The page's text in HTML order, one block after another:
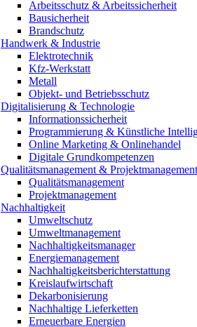
Arbeitsschutz & Arbeitssicherheit
Bausicherheit
Brandschutz
Handwerk & Industrie
Elektrotechnik
Kfz-Werkstatt
Metall
Objekt- und Betriebsschutz
Digitalisierung & Technologie
Informationssicherheit
Programmierung & Künstliche
Online Marketing & Onlinehandel
Digitale Grundkompetenzen
Qualitätsmanagement & Projektmanagement
Qualitätsmanagement
Projektmanagement
Nachhaltigkeit
Umweltschutz
Umweltmanagement
Nachhaltigkeitsmanager
Energiemanagement
Nachhaltigkeitsberichterstattung
Kreislaufwirtschaft
Dekarbonisierung
Nachhaltige Lieferketten
Erneuerbare Energien